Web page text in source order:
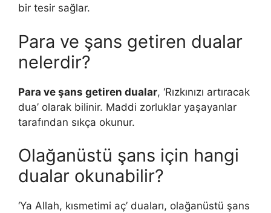
bir tesir sağlar.
Para ve şans getiren dualar
nelerdir?
Para ve şans getiren dualar, ‘Rızkınızı artıracak
dua’ olarak bilinir. Maddi zorluklar yaşayanlar
tarafından sıkça okunur.
Olağanüstü şans için hangi
dualar okunabilir?
‘Ya Allah, kısmetimi aç’ duaları, olağanüstü şans